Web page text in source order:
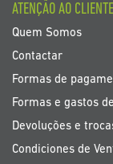
de
noticias
ATENÇÃO AO CLIENTE
Quem Somos
Contactar
Formas de
Formas e gastos
Devoluções e
Condiciones de